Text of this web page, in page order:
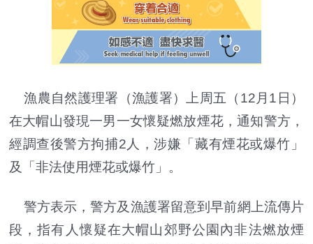
漁農自然護理署（漁護署）上周五（12月1日）
在大帽山發現一男一女懷疑燃放煙花，通知警方，
經調查後警方拘捕2人，涉嫌「藏有煙花或爆竹」
及「非法使用煙花或爆竹」。
警方表示，警方及漁護署留意到早前網上流傳片
段，指有人懷疑在大帽山郊野公園內非法燃放煙